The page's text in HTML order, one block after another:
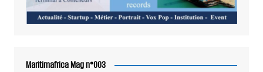
Maritimafrica Mag n°003